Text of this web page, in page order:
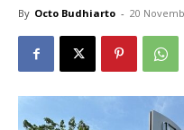
By Octo Budhiarto - 20